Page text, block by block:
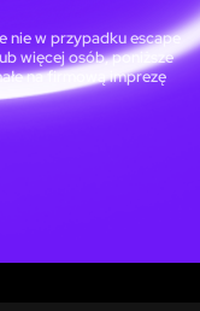
nie w przypadku escape
więcej osób, poniższe
na firmową imprezę